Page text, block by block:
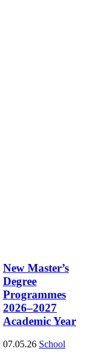
New Master’s
Degree
Programmes
2026–2027
Academic Year
07.05.26 School